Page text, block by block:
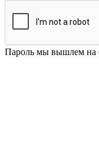
Пароль мы вышлем на